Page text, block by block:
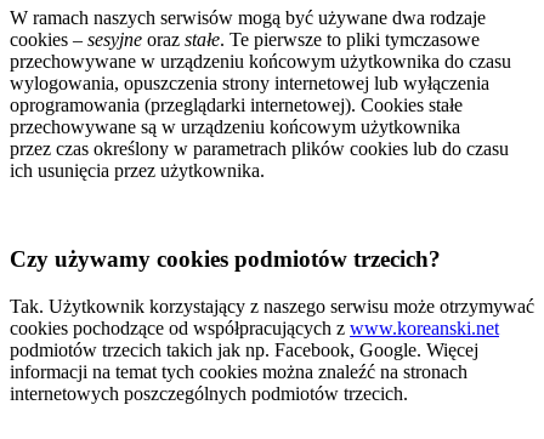
W ramach naszych serwisów mogą być używane dwa rodzaje
cookies – sesyjne oraz stałe. Te pierwsze to pliki tymczasowe
przechowywane w urządzeniu końcowym użytkownika do czasu
wylogowania, opuszczenia strony internetowej lub wyłączenia
oprogramowania (przeglądarki internetowej). Cookies stałe
przechowywane są w urządzeniu końcowym użytkownika
przez czas określony w parametrach plików cookies lub do czasu
ich usunięcia przez użytkownika.
Czy używamy cookies podmiotów trzecich?
Tak. Użytkownik korzystający z naszego serwisu może otrzymywać
cookies pochodzące od współpracujących z www.koreanski.net
podmiotów trzecich takich jak np. Facebook, Google. Więcej
informacji na temat tych cookies można znaleźć na stronach
internetowych poszczególnych podmiotów trzecich.